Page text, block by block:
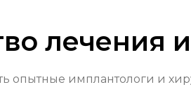
лечения
опытные имплантологи и